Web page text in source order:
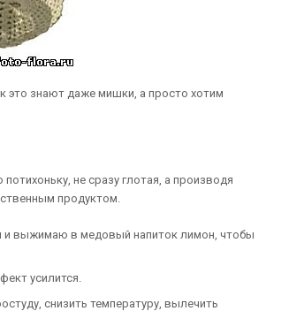
это знают даже мишки, а просто хотим
не сразу глотая, а производя
продуктом.
и выжимаю в медовый напиток лимон, чтобы
усилится.
снизить температуру, вылечить